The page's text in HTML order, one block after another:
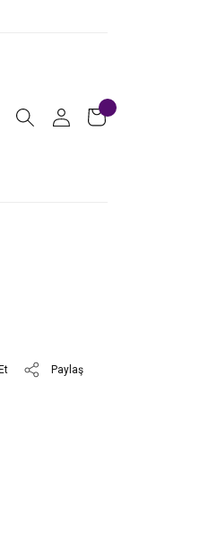
Paylaş